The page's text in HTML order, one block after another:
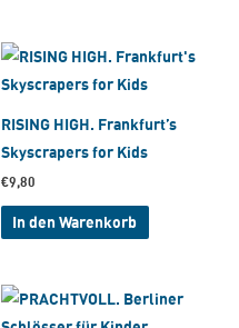
RISING HIGH. Frankfurt’s
Skyscrapers for Kids
€9,80
In den Warenkorb